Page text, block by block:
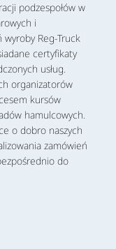
podzespołów w
i
Reg-Truck
certyfikaty
usług.
organizatorów
kursów
hamulcowych.
o dobro naszych
zamówień
do